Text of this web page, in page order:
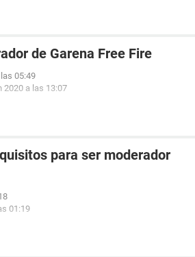
de Garena Free Fire
05:49
2020 a las 13:07
para ser moderador
01:19